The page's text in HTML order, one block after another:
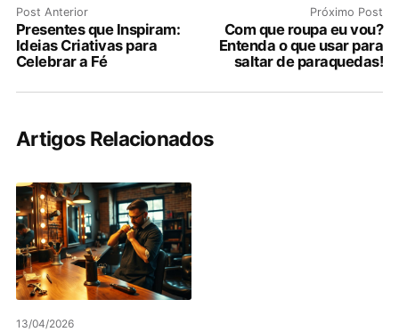
Post Anterior
Presentes que Inspiram:
Ideias Criativas para
Celebrar a Fé
Próximo Post
Com que roupa eu vou?
Entenda o que usar para
saltar de paraquedas!
Artigos Relacionados
13/04/2026